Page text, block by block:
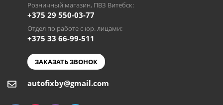
Розничный магазин, ПВЗ Витебск:
+375 29 550-03-77
Отдел по работе с юр. лицами:
+375 33 66-99-511
ЗАКАЗАТЬ ЗВОНОК
autofixby@gmail.com